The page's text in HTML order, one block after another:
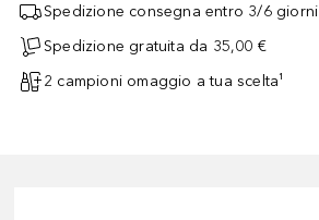
Spedizione consegna entro 3/6 giorni
Spedizione gratuita da 35,00 €
2 campioni omaggio a tua scelta¹